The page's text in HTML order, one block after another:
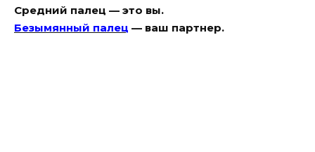
Средний палец — это вы.
Безымянный палец — ваш партнер.